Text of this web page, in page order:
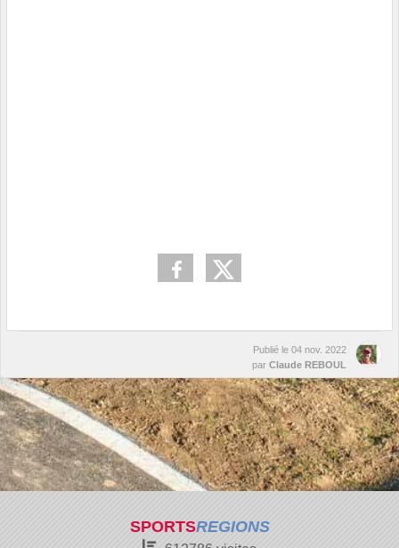
Publié le 04 nov. 2022
par Claude REBOUL
SPORTSREGIONS